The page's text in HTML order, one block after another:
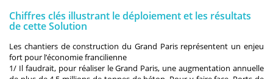
Chiffres clés illustrant le déploiement et les résultats
de cette Solution
Les chantiers de construction du Grand Paris représentent un enjeu
fort pour l’économie francilienne
1/ Il faudrait, pour réaliser le Grand Paris, une augmentation annuelle